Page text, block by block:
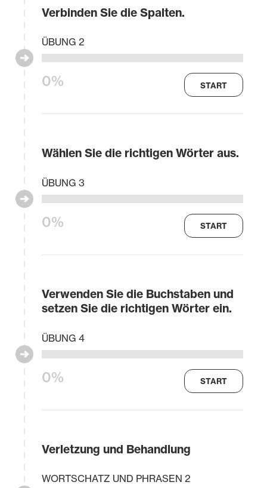
Verbinden Sie die Spalten.
0%
ÜBUNG 2
START
Wählen Sie die richtigen Wörter aus.
0%
ÜBUNG 3
START
Verwenden Sie die Buchstaben und
setzen Sie die richtigen Wörter ein.
0%
ÜBUNG 4
START
Verletzung und Behandlung
WORTSCHATZ UND PHRASEN 2